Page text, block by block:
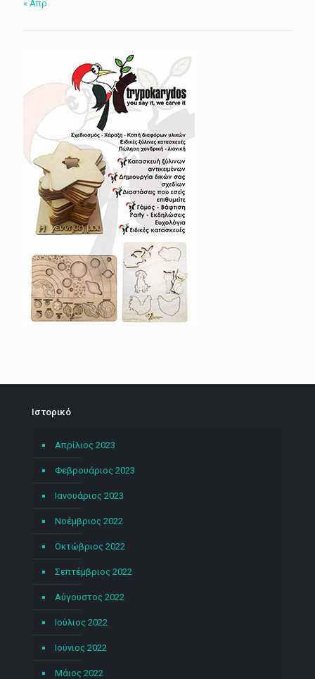
« Απρ
Ιστορικό
Απρίλιος 2023
Φεβρουάριος 2023
Ιανουάριος 2023
Νοέμβριος 2022
Οκτώβριος 2022
Σεπτέμβριος 2022
Αύγουστος 2022
Ιούλιος 2022
Ιούνιος 2022
Μάιος 2022